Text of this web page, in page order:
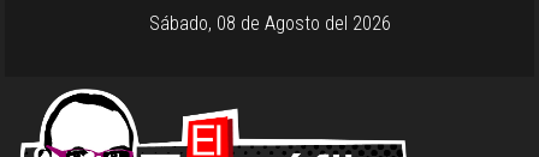
Sábado, 08 de Agosto del 2026